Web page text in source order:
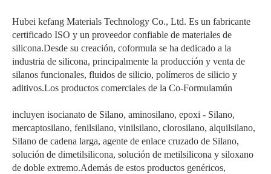
Hubei kefang Materials Technology Co., Ltd. Es un fabricante
certificado ISO y un proveedor confiable de materiales de
silicona.Desde su creación, coformula se ha dedicado a la
industria de silicona, principalmente la producción y venta de
silanos funcionales, fluidos de silicio, polímeros de silicio y
aditivos.Los productos comerciales de la Co-Formulamún
incluyen isocianato de Silano, aminosilano, epoxi - Silano,
mercaptosilano, fenilsilano, vinilsilano, clorosilano, alquilsilano,
Silano de cadena larga, agente de enlace cruzado de Silano,
solución de dimetilsilicona, solución de metilsilicona y siloxano
de doble extremo.Además de estos productos genéricos,